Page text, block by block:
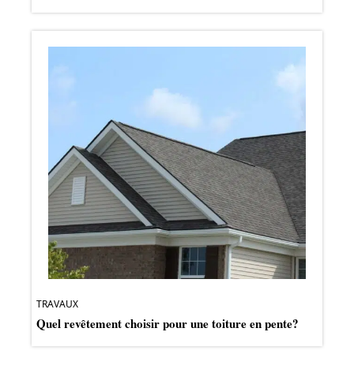
TRAVAUX
Quel revêtement choisir pour une toiture en pente?